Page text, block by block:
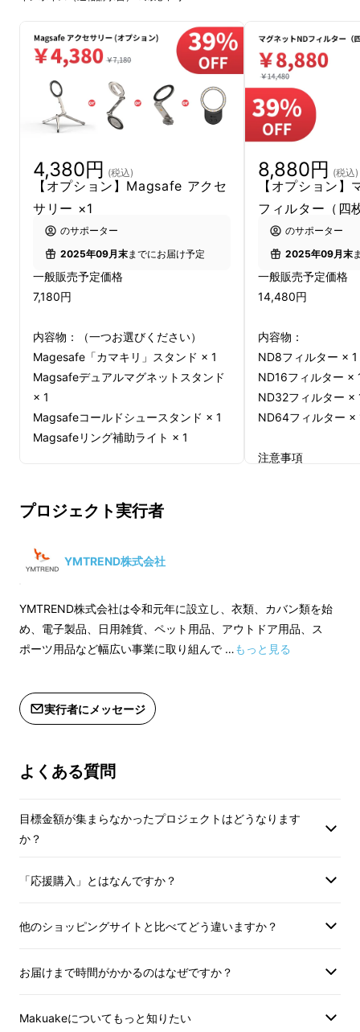
Fotorgear Retro DMF
らインスピレーションを得て生まれた、
まるで数十年前の時間に触れるような撮影体験
をiPhoneで叶えてくれます。
4,380円 (税込)
【オプション】Magsafe アクセ
サリー ×1
のサポーター
2025年09月末までにお届け予定
一般販売予定価格
7,180円
内容物：（一つお選びください）
Magesafe「カマキリ」スタンド × 1
Magsafeデュアルマグネットスタンド
× 1
Magsafeコールドシュースタンド × 1
Magsafeリング補助ライト × 1
発行可能でございます。
し
様が違う可能性がございます。製品の
性能及び付属品は変わりませんのでご
安心くださいませ。
製造工程上の都合・輸送上の都合等に
より、出荷時期が遅れる場合がござい
上した場合、正規販売価格が販売予定
※送料無料（国内配送のみ）
8,880円 (税込)
【オプション
フィルター（四
のサポーター
2025年09月末
一般販売予定価格
14,480円
内容物：
ND8フィルター × 1
ND16フィルター ×
ND32フィルター ×
ND64フィルター ×
注意事項
性能及び付属品は
安心くださいませ。
※ご注文状況・使用
プロジェクト実行者
YMTREND株式会社
YMTREND株式会社は令和元年に設立し、衣類、カバン類を始
め、電子製品、日用雑貨、ペット用品、アウトドア用品、ス
ポーツ用品など幅広い事業に取り組んで …もっと見る
実行者にメッセージ
よくある質問
目標金額が集まらなかったプロジェクトはどうなります
か？
「応援購入」とはなんですか？
他のショッピングサイトと比べてどう違いますか？
お届けまで時間がかかるのはなぜですか？
Makuakeについてもっと知りたい